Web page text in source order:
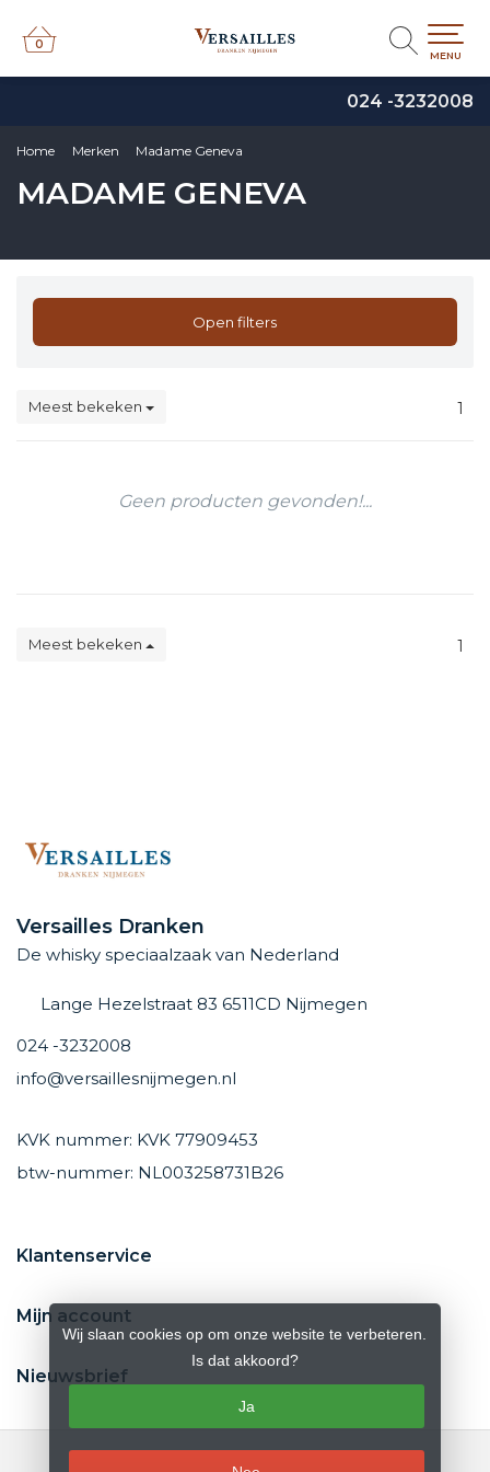
024 -3232008
0
0
MENU
Home Merken Madame Geneva
MADAME GENEVA
Open filters
Meest bekeken 1
Geen producten gevonden!...
Meest bekeken 1
Versailles Dranken
De whisky speciaalzaak van Nederland
Lange Hezelstraat 83 6511CD Nijmegen
024 -3232008
info@versaillesnijmegen.nl
KVK nummer: KVK 77909453
btw-nummer: NL003258731B26
Klantenservice
Mijn account
Nieuwsbrief
Wij slaan cookies op om onze website te verbeteren.
Is dat akkoord?
Ja